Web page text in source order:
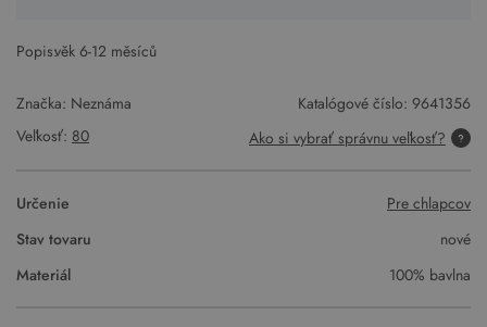
Popis:věk 6-12 měsíců
Značka: Neznáma Katalógové číslo: 9641356
Veľkosť: 80 Ako si vybrať správnu veľkosť?
Určenie
Pre chlapcov
Stav tovaru
nové
Materiál
100% bavlna